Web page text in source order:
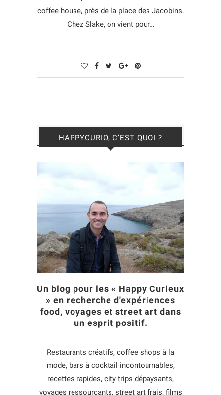
coffee house, près de la place des Jacobins.
Chez Slake, on vient pour…
HAPPYCURIO, C’EST QUOI ?
Un blog pour les « Happy Curieux
» en recherche d'expériences
food, voyages et street art dans
un esprit positif.
Restaurants créatifs, coffee shops à la
mode, bars à cocktail incontournables,
recettes rapides, city trips dépaysants,
voyages ressourçants, street art frais, films